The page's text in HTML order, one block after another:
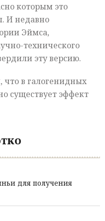
которым это
И недавно
Эймса,
технического
эту версию.
что в галогенидных
существует эффект
для получения